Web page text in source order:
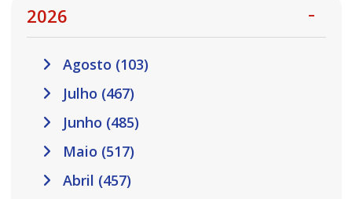
2026
Agosto (103)
Julho (467)
Junho (485)
Maio (517)
Abril (457)